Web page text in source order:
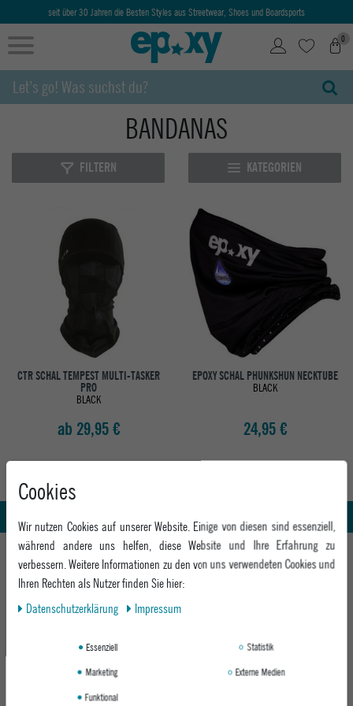
seit über 30 Jahren die Besten Styles aus Streetwear, Shoes und Boardsports
0
BANDANAS
FILTERN KATEGORIEN
CTR SCHAL TEMPEST MULTI-TASKER
PRO
BLACK
ab 29,95 €
EPOXY SCHAL PHUNKSHUN NECKTUBE
BLACK
24,95 €
Whatsapp Support
HILFE UND BERATUNG
Beratung
Zahlung & Versand
INFO & KONTAKT
+49 991 3831077
Montag - Freitag: 8:00 - 18:00
We Care - Wiederverwendete Verpackungen
Cookies
Wir nutzen Cookies auf unserer Website. Einige von diesen sind essenziell,
während andere uns helfen, diese Website und Ihre Erfahrung zu
verbessern. Weitere Informationen zu den von uns verwendeten Cookies und
Ihren Rechten als Nutzer finden Sie hier:
Daten­schutz­erklärung
Impressum
Essenziell
Statistik
Marketing
Externe Medien
Funktional